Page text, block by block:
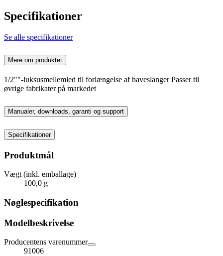
Specifikationer
Se alle specifikationer
Mere om produktet
1/2""-luksusmellemled til forlængelse af haveslanger Passer til
øvrige fabrikater på markedet
Manualer, downloads, garanti og support
Specifikationer
Produktmål
Vægt (inkl. emballage)
100,0 g
Nøglespecifikation
Modelbeskrivelse
Producentens varenummer
91006